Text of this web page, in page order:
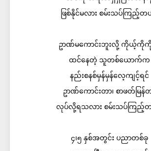
ဖြစ်နိုင်မလား စမ်းသပ်ကြည့်တ
ဥာဏ်မကောင်းဘူးလို့ ကိုယ့်ကို
ထင်နေတဲ့ သူတစ်ယောက်က
နည်းစနစ်မှန်မှန်လေ့ကျင့်ရင်
ဥာဏ်ကောင်းတာ၊ စာဖတ်မြန်
လုပ်လို့ရသလား စမ်းသပ်ကြည့်
၄၊၅ နှစ်အတွင်း ပညာတစ်ခု